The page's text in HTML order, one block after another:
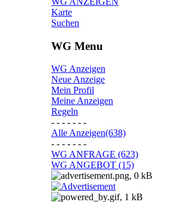
Karte
Suchen
WG Menu
WG Anzeigen
Neue Anzeige
Mein Profil
Meine Anzeigen
Regeln
- - - - - - -
Alle Anzeigen(638)
- - - - - - -
WG ANFRAGE (623)
WG ANGEBOT (15)